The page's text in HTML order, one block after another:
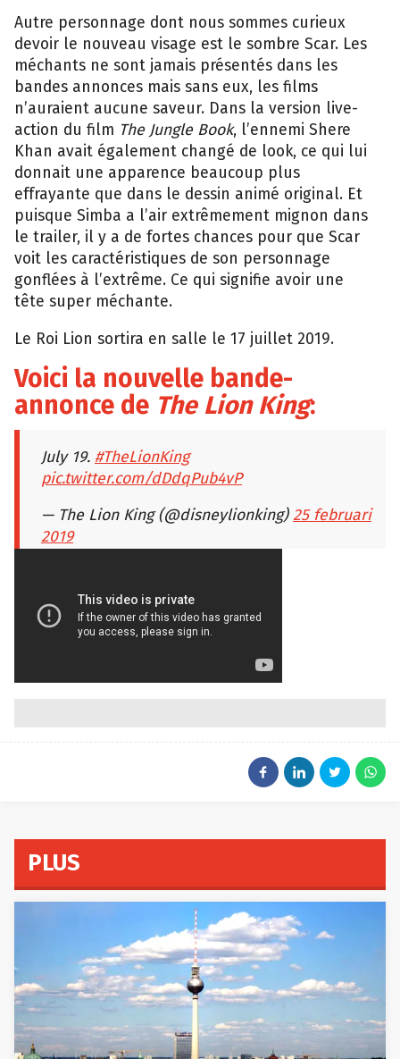
Autre personnage dont nous sommes curieux
devoir le nouveau visage est le sombre Scar. Les
méchants ne sont jamais présentés dans les
bandes annonces mais sans eux, les films
n’auraient aucune saveur. Dans la version live-
action du film The Jungle Book, l’ennemi Shere
Khan avait également changé de look, ce qui lui
donnait une apparence beaucoup plus
effrayante que dans le dessin animé original. Et
puisque Simba a l’air extrêmement mignon dans
le trailer, il y a de fortes chances pour que Scar
voit les caractéristiques de son personnage
gonflées à l’extrême. Ce qui signifie avoir une
tête super méchante.
Le Roi Lion sortira en salle le 17 juillet 2019.
Voici la nouvelle bande-
annonce de The Lion King:
July 19. #TheLionKing
pic.twitter.com/dDdqPub4vP
— The Lion King (@disneylionking)25 februari
2019
PLUS